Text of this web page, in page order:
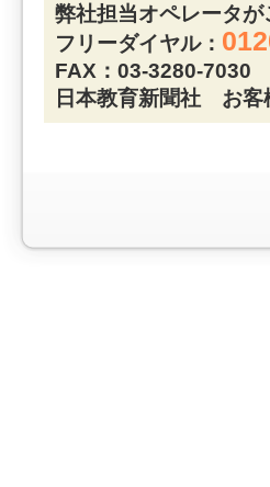
弊社担当オペレータが
フリーダイヤル：
FAX：03-3280-7030
日本教育新聞社 お客